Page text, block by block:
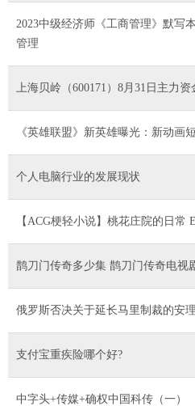
2023中级经济师《工商管理》默写
管理
上海贝岭（600171）8月31日主力
《英雄联盟》新英雄曝光：新动画
个人电脑行业的发展现状
【ACG梗轻小说】桃花庄院的日常
鹊刀门传奇多少集 鹊刀门传奇电视
俄罗斯否决关于延长马里制裁的安
支付宝重疾险哪个好?
中字头+传媒+确权中国科传（一）